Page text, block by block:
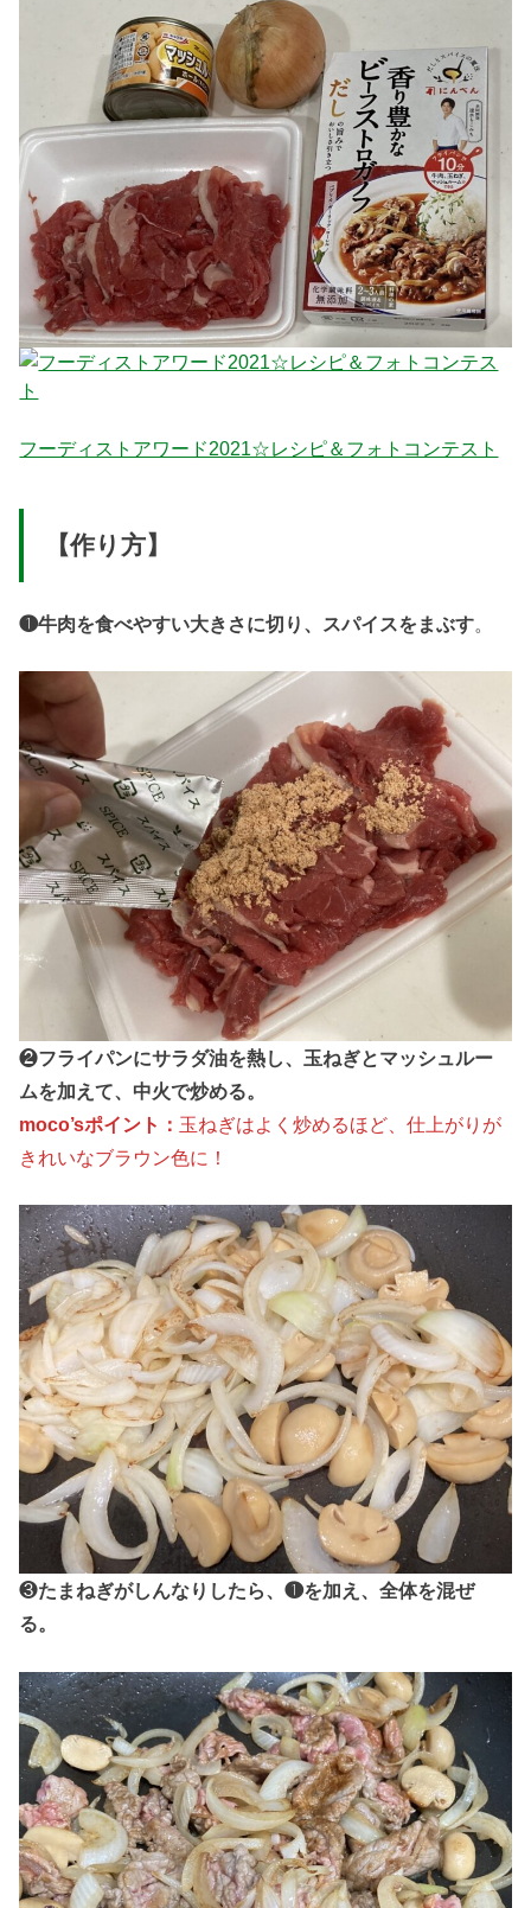
フーディストアワード2021☆レシピ＆フォトコンテスト
【作り方】
❶牛肉を食べやすい大きさに切り、スパイスをまぶす。
❷フライパンにサラダ油を熱し、玉ねぎとマッシュルー
ムを加えて、中火で炒める。
moco’sポイント： 玉ねぎはよく炒めるほど、仕上がりが
きれいなブラウン色に！
❸たまねぎがしんなりしたら、❶を加え、全体を混ぜ
る。